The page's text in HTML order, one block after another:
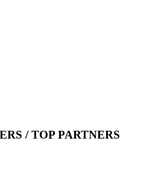
/ TOP PARTNERS